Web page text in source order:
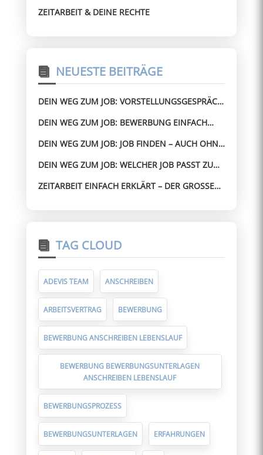
ZEITARBEIT & DEINE RECHTE
NEUESTE BEITRÄGE
DEIN WEG ZUM JOB: VORSTELLUNGSGESPRÄCH
DEIN WEG ZUM JOB: BEWERBUNG EINFACH
DEIN WEG ZUM JOB: JOB FINDEN – AUCH OHNE
DEIN WEG ZUM JOB: WELCHER JOB PASST ZU
RICHTUNG
ZEITARBEIT EINFACH ERKLÄRT – DER GROSSE G
TAG CLOUD
ADEVIS TEAM ANSCHREIBEN
ARBEITSVERTRAG BEWERBUNG
BEWERBUNG ANSCHREIBEN LEBENSLAUF
BEWERBUNG BEWERBUNGSUNTERLAGEN
ANSCHREIBEN LEBENSLAUF
BEWERBUNGSPROZESS
BEWERBUNGSUNTERLAGEN ERFAHRUNGEN